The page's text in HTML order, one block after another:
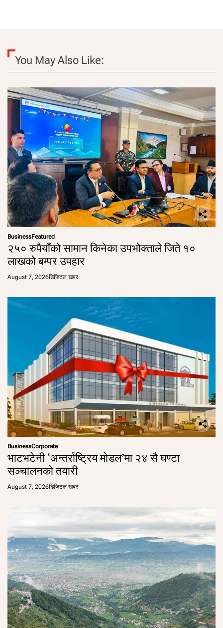
You May Also Like:
BusinessFeatured
२५० रुपैयाँको सामान किनेका उपभोक्ताले जिते १०
लाखको बम्पर उपहार
August 7, 2026डिजिटल खबर
BusinessCorporate
भाटभटेनी ‘अन्तर्राष्ट्रिय मोडल’मा २४ सै घण्टा
सञ्चालनको तयारी
August 7, 2026डिजिटल खबर